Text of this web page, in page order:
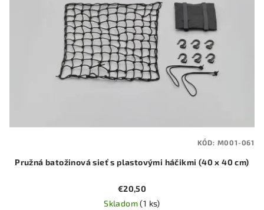
Pružná batožinová sieť s plastovými háčikmi (40 x 40 cm)
€20,50
Skladom(1 ks)
KÓD: M001-061